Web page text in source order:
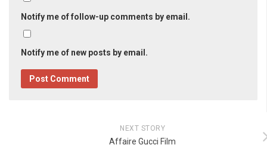
Notify me of follow-up comments by email.
Notify me of new posts by email.
NEXT STORY
Affaire Gucci Film